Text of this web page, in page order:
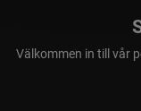
Välkommen in till vår